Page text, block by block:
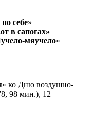
себе»
в сапогах»
мяучело»
» ко Дню воздушно-
98 мин.), 12+